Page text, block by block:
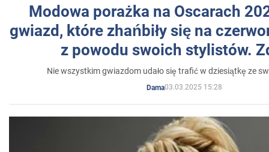
Modowa porażka na Oscarach
gwiazd, które zhańbiły się na
z powodu swoich stylistów.
Nie wszystkim gwiazdom udało się trafić w dziesiątkę ze
Dama03.03.2025 15:28